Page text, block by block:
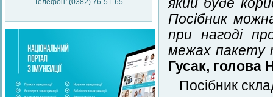
Телефон: (0382) 76-51-65
який буде
Посібник
при нагоді
межах пакету
Гусак, голова
Посібник